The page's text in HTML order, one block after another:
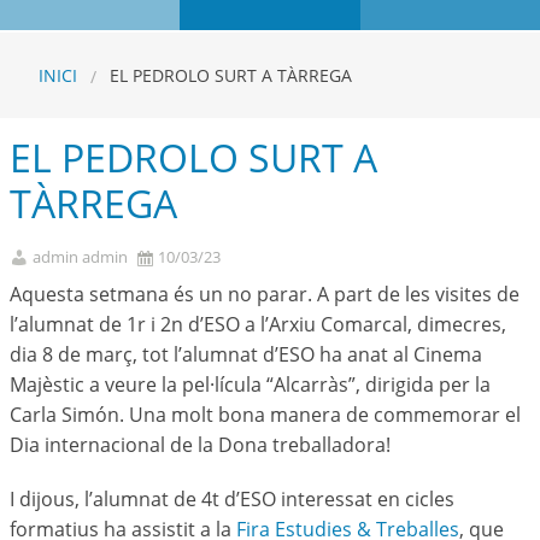
INICI EL PEDROLO SURT A TÀRREGA
EL PEDROLO SURT A
TÀRREGA
admin admin 10/03/23
Aquesta setmana és un no parar. A part de les visites de
l’alumnat de 1r i 2n d’ESO a l’Arxiu Comarcal, dimecres,
dia 8 de març, tot l’alumnat d’ESO ha anat al Cinema
Majèstic a veure la pel·lícula “Alcarràs”, dirigida per la
Carla Simón. Una molt bona manera de commemorar el
Dia internacional de la Dona treballadora!
I dijous, l’alumnat de 4t d’ESO interessat en cicles
formatius ha assistit a la Fira Estudies & Treballes, que